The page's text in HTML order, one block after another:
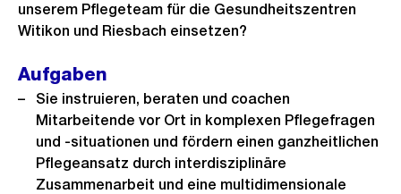
unserem Pflegeteam für die Gesundheitszentren
Witikon und Riesbach einsetzen?
Aufgaben
Sie instruieren, beraten und coachen
Mitarbeitende vor Ort in komplexen Pflegefragen
und -situationen und fördern einen ganzheitlichen
Pflegeansatz durch interdisziplinäre
Zusammenarbeit und eine multidimensionale